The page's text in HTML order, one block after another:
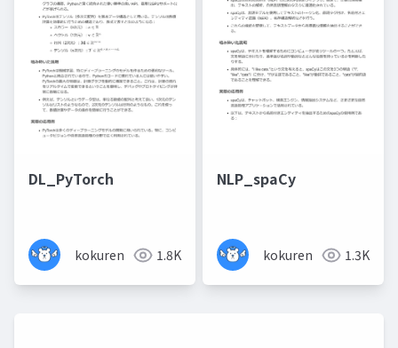
DL_PyTorch
kokuren 1.8K
NLP_spaCy
kokuren 1.3K